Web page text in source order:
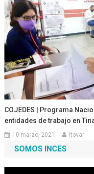
COJEDES | Programa
entidades de trabajo en
10 marzo, 2021 ltovar
SOMOS INCES